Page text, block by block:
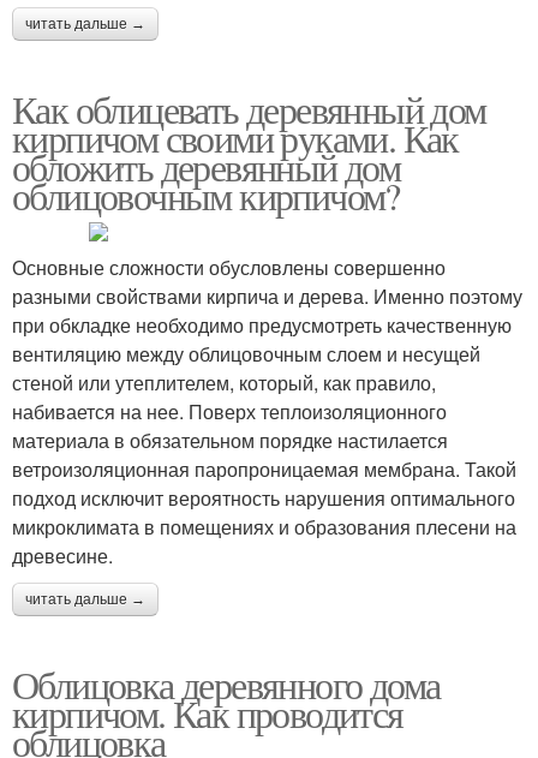
читать дальше →
Как облицевать деревянный дом
кирпичом своими руками. Как
обложить деревянный дом
облицовочным кирпичом?
Основные сложности обусловлены совершенно
разными свойствами кирпича и дерева. Именно поэтому
при обкладке необходимо предусмотреть качественную
вентиляцию между облицовочным слоем и несущей
стеной или утеплителем, который, как правило,
набивается на нее. Поверх теплоизоляционного
материала в обязательном порядке настилается
ветроизоляционная паропроницаемая мембрана. Такой
подход исключит вероятность нарушения оптимального
микроклимата в помещениях и образования плесени на
древесине.
читать дальше →
Облицовка деревянного дома
кирпичом. Как проводится
облицовка